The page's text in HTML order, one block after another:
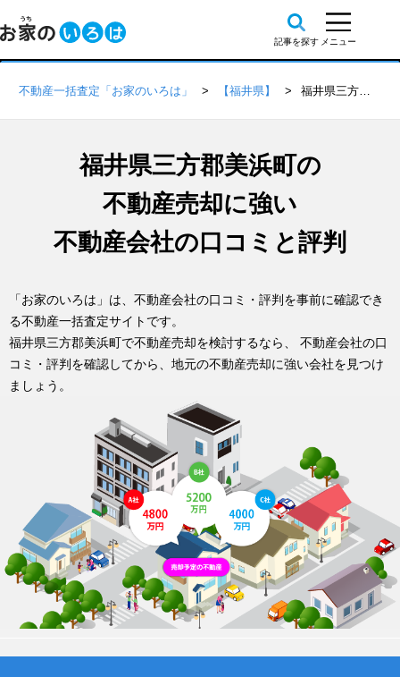
不動産一括査定「お家のいろは」 【福井県】 福井県三方郡美浜町の不動産会社 口コミ・評判一覧
福井県三方郡美浜町の
不動産売却に強い
不動産会社の口コミと評判
「お家のいろは」は、不動産会社の口コミ・評判を事前に確認でき
る不動産一括査定サイトです。
福井県三方郡美浜町で不動産売却を検討するなら、 不動産会社の口
コミ・評判を確認してから、地元の不動産売却に強い会社を見つけ
ましょう。